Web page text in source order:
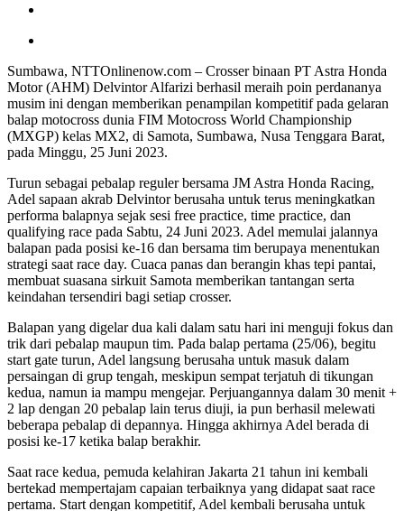
Sumbawa, NTTOnlinenow.com – Crosser binaan PT Astra Honda
Motor (AHM) Delvintor Alfarizi berhasil meraih poin perdananya
musim ini dengan memberikan penampilan kompetitif pada gelaran
balap motocross dunia FIM Motocross World Championship
(MXGP) kelas MX2, di Samota, Sumbawa, Nusa Tenggara Barat,
pada Minggu, 25 Juni 2023.
Turun sebagai pebalap reguler bersama JM Astra Honda Racing,
Adel sapaan akrab Delvintor berusaha untuk terus meningkatkan
performa balapnya sejak sesi free practice, time practice, dan
qualifying race pada Sabtu, 24 Juni 2023. Adel memulai jalannya
balapan pada posisi ke-16 dan bersama tim berupaya menentukan
strategi saat race day. Cuaca panas dan berangin khas tepi pantai,
membuat suasana sirkuit Samota memberikan tantangan serta
keindahan tersendiri bagi setiap crosser.
Balapan yang digelar dua kali dalam satu hari ini menguji fokus dan
trik dari pebalap maupun tim. Pada balap pertama (25/06), begitu
start gate turun, Adel langsung berusaha untuk masuk dalam
persaingan di grup tengah, meskipun sempat terjatuh di tikungan
kedua, namun ia mampu mengejar. Perjuangannya dalam 30 menit +
2 lap dengan 20 pebalap lain terus diuji, ia pun berhasil melewati
beberapa pebalap di depannya. Hingga akhirnya Adel berada di
posisi ke-17 ketika balap berakhir.
Saat race kedua, pemuda kelahiran Jakarta 21 tahun ini kembali
bertekad mempertajam capaian terbaiknya yang didapat saat race
pertama. Start dengan kompetitif, Adel kembali berusaha untuk